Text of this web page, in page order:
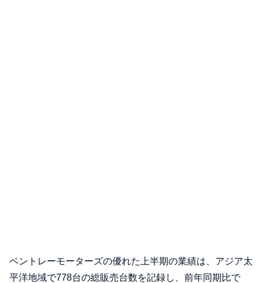
ベントレーモーターズの優れた上半期の業績は、アジア太
平洋地域で778台の総販売台数を記録し、前年同期比で